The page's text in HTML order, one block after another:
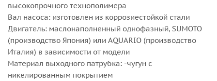
высокопрочного технополимера
Вал насоса: изготовлен из коррозиестойкой стали
Двигатель: маслонаполненный однофазный, SUMOTO
(производство Япония) или AQUARIO (производство
Италия) в зависимости от модели
Материал выходного патрубка: -чугун с
никелированным покрытием